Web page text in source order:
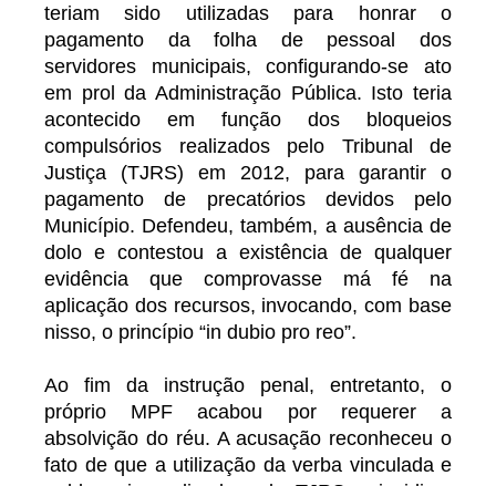
teriam sido utilizadas para honrar o
pagamento da folha de pessoal dos
servidores municipais, configurando-se ato
em prol da Administração Pública. Isto teria
acontecido em função dos bloqueios
compulsórios realizados pelo Tribunal de
Justiça (TJRS) em 2012, para garantir o
pagamento de precatórios devidos pelo
Município. Defendeu, também, a ausência de
dolo e contestou a existência de qualquer
evidência que comprovasse má fé na
aplicação dos recursos, invocando, com base
nisso, o princípio “in dubio pro reo”.
Ao fim da instrução penal, entretanto, o
próprio MPF acabou por requerer a
absolvição do réu. A acusação reconheceu o
fato de que a utilização da verba vinculada e